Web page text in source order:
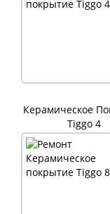
Керамическое
Tiggo 4